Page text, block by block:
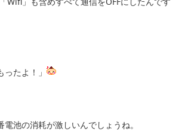
ったよ！」
池の消耗が激しいんでしょうね。